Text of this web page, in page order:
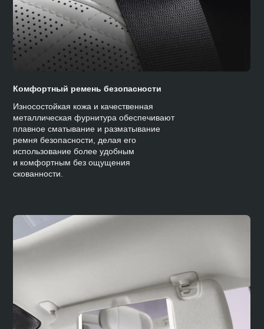
Комфортный ремень безопасности
Износостойкая кожа и качественная
металлическая фурнитура обеспечивают
плавное сматывание и разматывание
ремня безопасности, делая его
использование более удобным
и комфортным без ощущения
скованности.